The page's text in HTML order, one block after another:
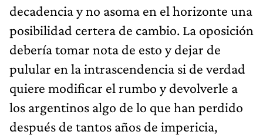
decadencia y no asoma en el horizonte una
posibilidad certera de cambio. La oposición
debería tomar nota de esto y dejar de
pulular en la intrascendencia si de verdad
quiere modificar el rumbo y devolverle a
los argentinos algo de lo que han perdido
después de tantos años de impericia,